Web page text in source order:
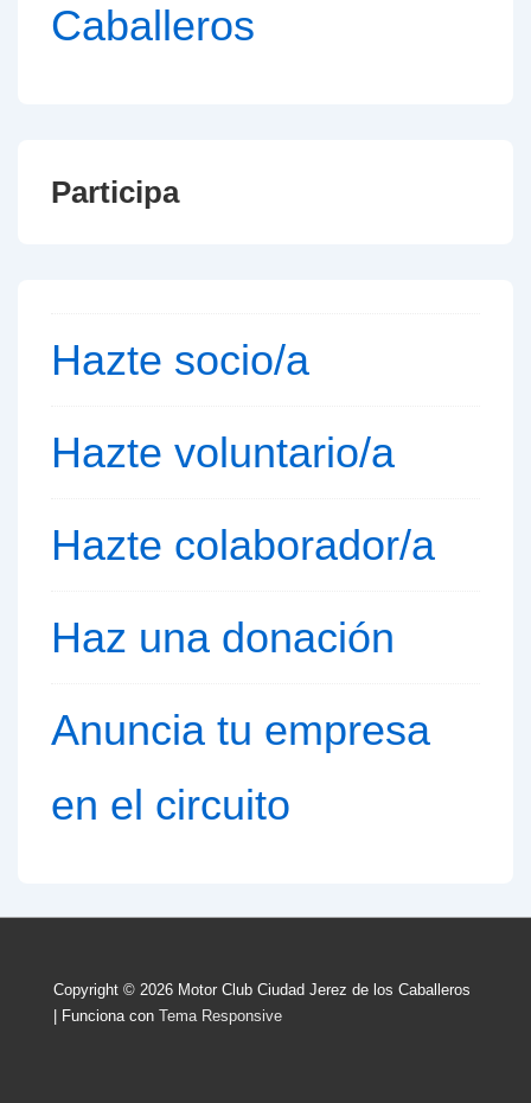
Caballeros
Participa
Hazte socio/a
Hazte voluntario/a
Hazte colaborador/a
Haz una donación
Anuncia tu empresa
en el circuito
Copyright © 2026 Motor Club Ciudad Jerez de los Caballeros
| Funciona con Tema Responsive